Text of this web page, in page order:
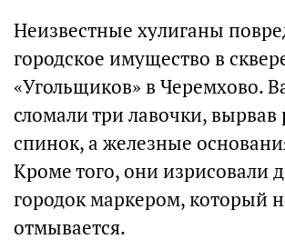
Неизвестные хулиганы
городское имущество в
«Угольщиков» в Черемхово.
сломали три лавочки, вырвав
спинок, а железные
Кроме того, они изрисовали
городок маркером, который
отмывается.